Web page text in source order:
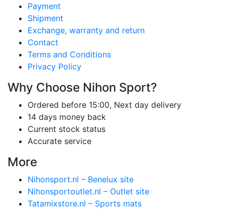
Payment
Shipment
Exchange, warranty and return
Contact
Terms and Conditions
Privacy Policy
Why Choose Nihon Sport?
Ordered before 15:00, Next day delivery
14 days money back
Current stock status
Accurate service
More
Nihonsport.nl – Benelux site
Nihonsportoutlet.nl – Outlet site
Tatamixstore.nl – Sports mats